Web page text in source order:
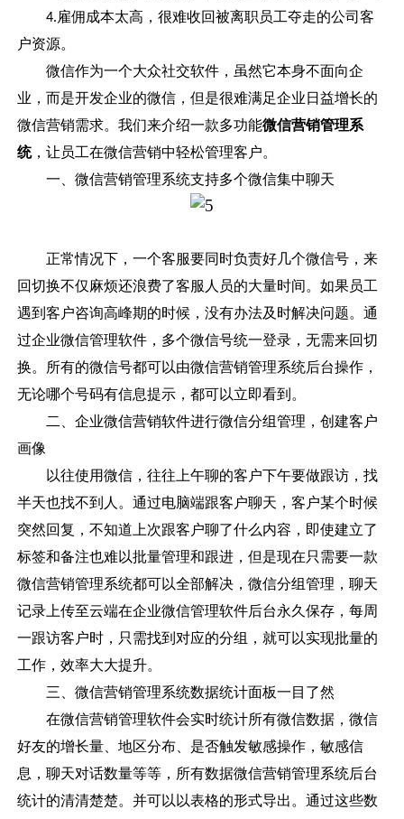
4.雇佣成本太高，很难收回被离职员工夺走的公司客
户资源。
微信作为一个大众社交软件，虽然它本身不面向企
业，而是开发企业的微信，但是很难满足企业日益增长的
微信营销需求。我们来介绍一款多功能微信营销管理系
统，让员工在微信营销中轻松管理客户。
一、微信营销管理系统支持多个微信集中聊天
正常情况下，一个客服要同时负责好几个微信号，来
回切换不仅麻烦还浪费了客服人员的大量时间。如果员工
遇到客户咨询高峰期的时候，没有办法及时解决问题。通
过企业微信管理软件 ，多个微信号统一登录，无需来回切
换。所有的微信号都可以由微信营销管理系统后台操作，
无论哪个号码有信息提示，都可以立即看到。
二、企业微信营销软件进行微信分组管理，创建客户
画像
以往使用微信，往往上午聊的客户下午要做跟访，找
半天也找不到人。通过电脑端跟客户聊天，客户某个时候
突然回复，不知道上次跟客户聊了什么内容，即使建立了
标签和备注也难以批量管理和跟进，但是现在只需要一款
微信营销管理系统都可以全部解决，微信分组管理，聊天
记录上传至云端在企业微信管理软件后台永久保存，每周
一跟访客户时，只需找到对应的分组，就可以实现批量的
工作，效率大大提升。
三、微信营销管理系统数据统计面板一目了然
在微信营销管理软件会实时统计所有微信数据，微信
好友的增长量、地区分布、是否触发敏感操作，敏感信
息，聊天对话数量等等，所有数据微信营销管理系统后台
统计的清清楚楚。并可以以表格的形式导出。通过这些数